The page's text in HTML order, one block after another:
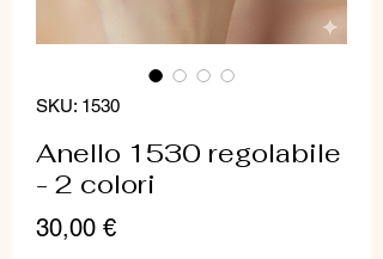
SKU: 1530
Anello 1530 regolabile
- 2 colori
30,00 €Prezzo